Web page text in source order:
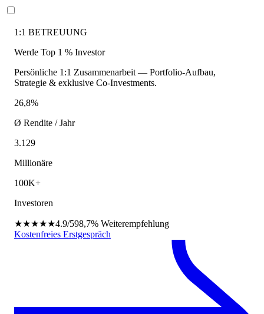
1:1 BETREUUNG
Werde Top 1 % Investor
Persönliche 1:1 Zusammenarbeit — Portfolio-Aufbau,
Strategie & exklusive Co-Investments.
26,8%
Ø Rendite / Jahr
3.129
Millionäre
100K+
Investoren
★★★★★4.9/598,7% Weiterempfehlung
Kostenfreies Erstgespräch